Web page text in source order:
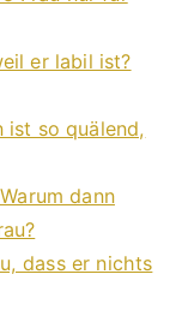
er labil ist?
ist so quälend,
dann
dass er nichts